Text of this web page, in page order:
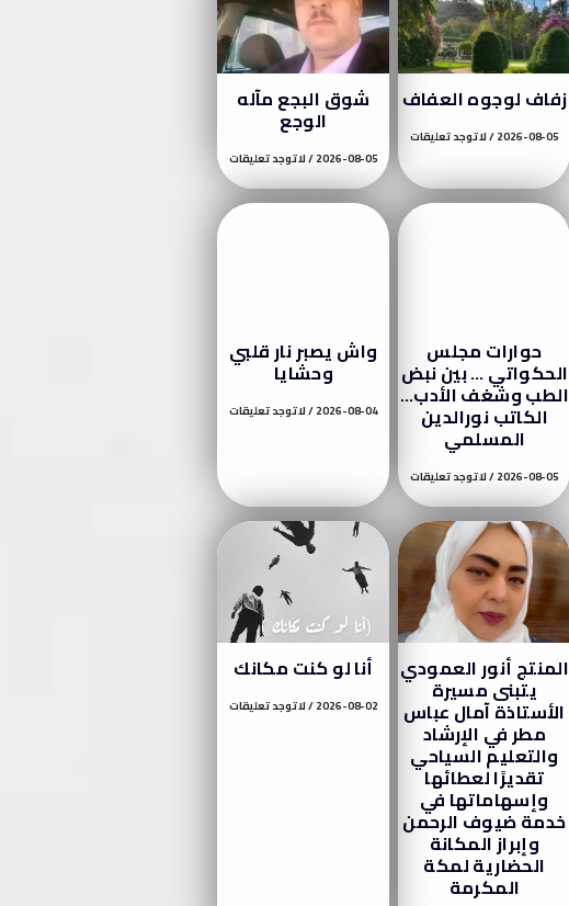
زفاف لوجوه العفاف
2026-08-05 لا توجد تعليقات
شوق البجع مآله
الوجع
2026-08-05 لا توجد تعليقات
حوارات مجلس
الحكواتي … بين نبض
الطب وشغف الأدب…
الكاتب نورالدين
المسلمي
2026-08-05 لا توجد تعليقات
واش يصبر نار قلبي
وحشايا
2026-08-04 لا توجد تعليقات
المنتج أنور العمودي
يتبنى مسيرة
الأستاذة آمال عباس
مطر في الإرشاد
والتعليم السياحي
تقديرًا لعطائها
وإسهاماتها في
خدمة ضيوف الرحمن
وإبراز المكانة
الحضارية لمكة
المكرمة
أنا لو كنت مكانك
2026-08-02 لا توجد تعليقات